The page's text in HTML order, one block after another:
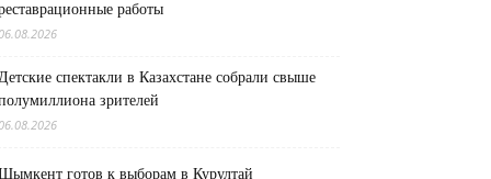
работы
спектакли в Казахстане собрали свыше
зрителей
готов к выборам в Курултай